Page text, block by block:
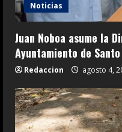
Noticias
Juan Noboa asume la
Ayuntamiento de
Redaccion agosto 4,